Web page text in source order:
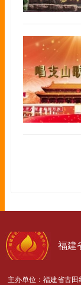
福建
主办单位：福建省古